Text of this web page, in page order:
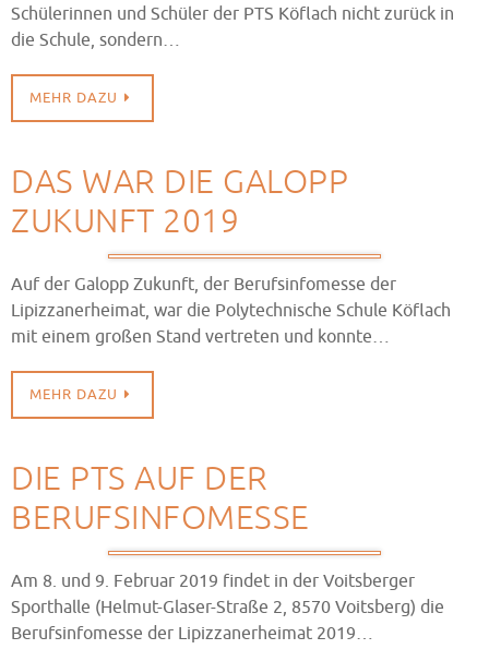
Schülerinnen und Schüler der PTS Köflach nicht zurück in
die Schule, sondern…
MEHR DAZU
DAS WAR DIE GALOPP
ZUKUNFT 2019
Auf der Galopp Zukunft, der Berufsinfomesse der
Lipizzanerheimat, war die Polytechnische Schule Köflach
mit einem großen Stand vertreten und konnte…
MEHR DAZU
DIE PTS AUF DER
BERUFSINFOMESSE
Am 8. und 9. Februar 2019 findet in der Voitsberger
Sporthalle (Helmut-Glaser-Straße 2, 8570 Voitsberg) die
Berufsinfomesse der Lipizzanerheimat 2019…